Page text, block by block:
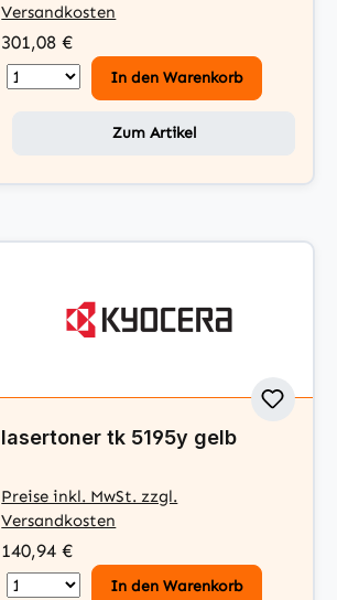
Versandkosten
301,08 €
In den Warenkorb
Zum Artikel
lasertoner tk 5195y gelb
Preise inkl. MwSt. zzgl.
Versandkosten
140,94 €
In den Warenkorb